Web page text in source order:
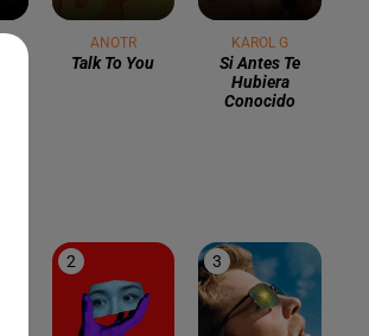
ANOTR
Talk To You
KAROL G
Si Antes Te
Hubiera
Conocido
2 3